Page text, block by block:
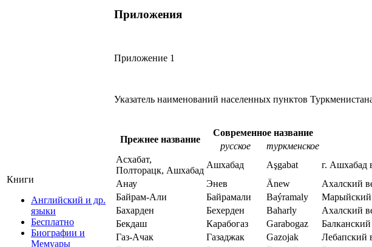
Книги
Английский и др.
языки
Бесплатно
Биографии и
Мемуары
Приложения
Приложение 1
Указатель наименований населенных пунктов
Прежнее название
Современное название
русское
туркменское
Асхабат,
Полторацк, Ашхабад
Ашхабад Aşgabat
г. Ашхабад
Анау
Энев Änew
Ахалский
Байрам-Али
Байрамали Baýramaly
Марыйский
Бахарден
Бехерден Baharly
Ахалский
Бекдаш
Карабогаз Garabogaz
Балканский
Газ-Ачак
Газаджак Gazojak
Лебапский